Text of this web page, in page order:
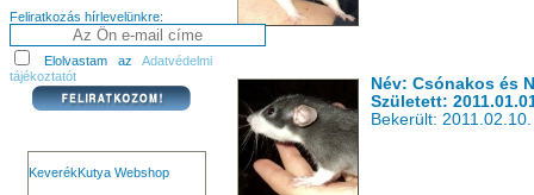
Feliratkozás hírlevelünkre:
Elolvastam az Adatvédelmi
tájékoztatót
KeverékKutya Webshop
Név: Csónakos és
Született:
Bekerült: 2011.02.10.